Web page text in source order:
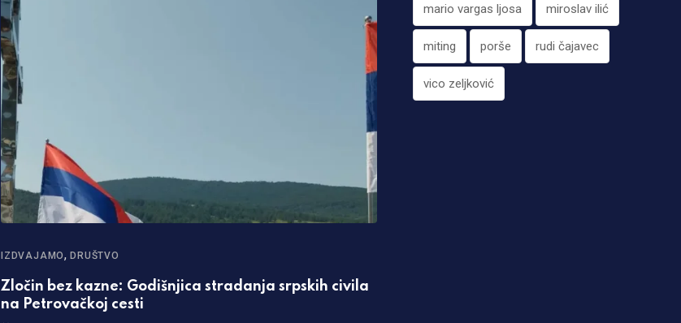
IZDVAJAMO,DRUŠTVO
Zločin bez kazne: Godišnjica stradanja srpskih civila
na Petrovačkoj cesti
mario vargas ljosa miroslav ilić
miting porše rudi čajavec
vico zeljković